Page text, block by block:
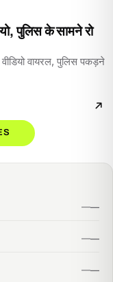
पुलिस के सामने रो
वीडियो वायरल, पुलिस पकड़ने